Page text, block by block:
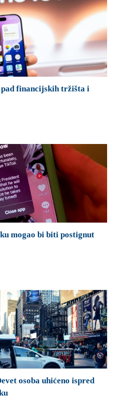
financijskih tržišta i
mogao bi biti postignut
osoba uhićeno ispred